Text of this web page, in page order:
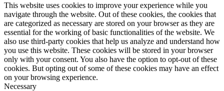
This website uses cookies to improve your experience while you
navigate through the website. Out of these cookies, the cookies that
are categorized as necessary are stored on your browser as they are
essential for the working of basic functionalities of the website. We
also use third-party cookies that help us analyze and understand how
you use this website. These cookies will be stored in your browser
only with your consent. You also have the option to opt-out of these
cookies. But opting out of some of these cookies may have an effect
on your browsing experience.
Necessary